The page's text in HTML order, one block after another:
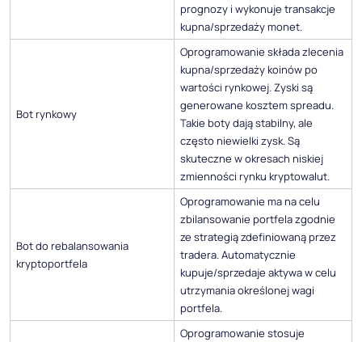
prognozy i wykonuje transakcje
kupna/sprzedaży monet.
Bot rynkowy
Oprogramowanie składa zlecenia
kupna/sprzedaży koinów po
wartości rynkowej. Zyski są
generowane kosztem spreadu.
Takie boty dają stabilny, ale
często niewielki zysk. Są
skuteczne w okresach niskiej
zmienności rynku kryptowalut.
Bot do rebalansowania
kryptoportfela
Oprogramowanie ma na celu
zbilansowanie portfela zgodnie
ze strategią zdefiniowaną przez
tradera. Automatycznie
kupuje/sprzedaje aktywa w celu
utrzymania określonej wagi
portfela.
Oprogramowanie stosuje